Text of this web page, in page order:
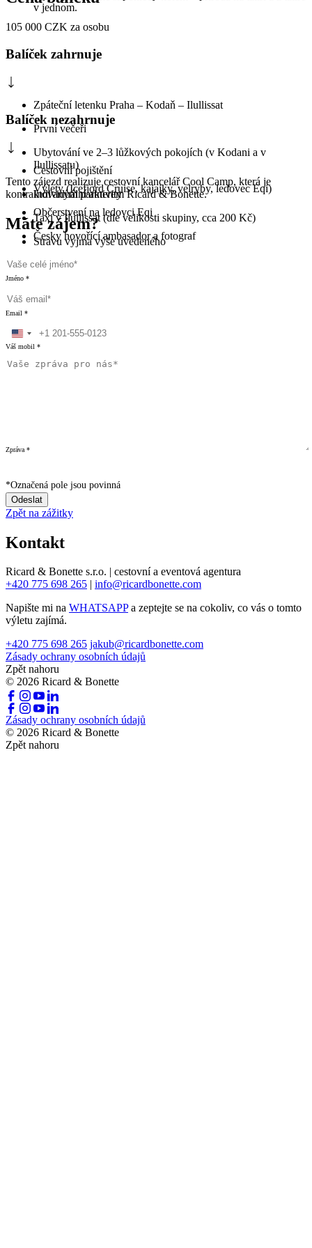
v jednom.
105 000 CZK za osobu
Balíček zahrnuje
Zpáteční letenku Praha – Kodaň – Ilullissat
První večeři
Ubytování ve 2–3 lůžkových pokojích (v Kodani a v
Ilullissatu)
Výlety (Icefjord Cruise, kajajky, velryby, ledovec Eqi)
Občerstvení na ledovci Eqi
Česky hovořící ambasador a fotograf
Balíček nezahrnuje
Cestovní pojištění
Individuální aktivity
Taxi v Ilullissat (dle velikosti skupiny, cca 200 Kč)
Stravu vyjma výše uvedeného
Tento zájezd realizuje cestovní kancelář Cool Camp, která je
kontraktovaným partnerem Ricard & Bonette.
Máte zájem?
Jméno *
Email *
Váš mobil *
Zpráva *
*Označená pole jsou povinná
Odeslat
Došlo k chybě při odesílání. Zkuste to prosím znovu
později.
Zpět na zážitky
Kontakt
Ricard & Bonette s.r.o. | cestovní a eventová agentura
+420 775 698 265
info@ricardbonette.com
Napište mi na WHATSAPPa zeptejte se na cokoliv, co vás o tomto
výletu zajímá.
+420 775 698 265 jakub@ricardbonette.com
Zásady ochrany osobních údajů
Zpět nahoru
© 2026 Ricard & Bonette
Zásady ochrany osobních údajů
© 2026 Ricard & Bonette
Zpět nahoru